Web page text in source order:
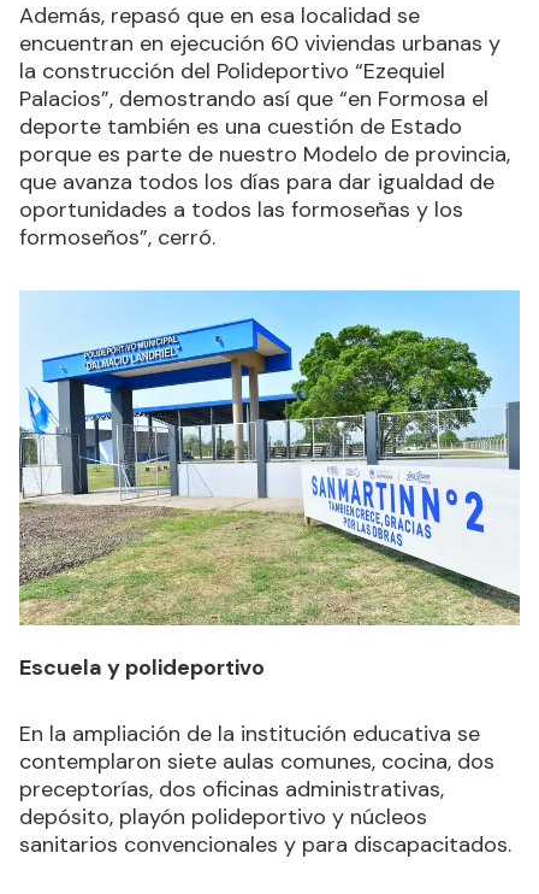
Además, repasó que en esa localidad se
encuentran en ejecución 60 viviendas urbanas y
la construcción del Polideportivo “Ezequiel
Palacios”, demostrando así que “en Formosa el
deporte también es una cuestión de Estado
porque es parte de nuestro Modelo de provincia,
que avanza todos los días para dar igualdad de
oportunidades a todos las formoseñas y los
formoseños”, cerró.
Escuela y polideportivo
En la ampliación de la institución educativa se
contemplaron siete aulas comunes, cocina, dos
preceptorías, dos oficinas administrativas,
depósito, playón polideportivo y núcleos
sanitarios convencionales y para discapacitados.